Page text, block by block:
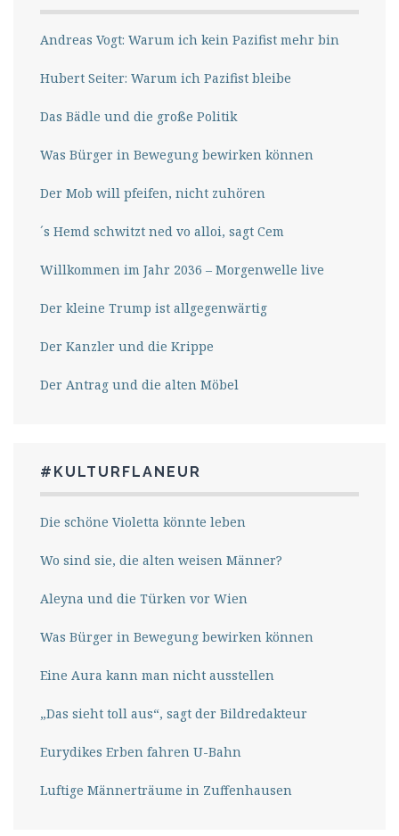
Andreas Vogt: Warum ich kein Pazifist mehr bin
Hubert Seiter: Warum ich Pazifist bleibe
Das Bädle und die große Politik
Was Bürger in Bewegung bewirken können
Der Mob will pfeifen, nicht zuhören
´s Hemd schwitzt ned vo alloi, sagt Cem
Willkommen im Jahr 2036 – Morgenwelle live
Der kleine Trump ist allgegenwärtig
Der Kanzler und die Krippe
Der Antrag und die alten Möbel
#KULTURFLANEUR
Die schöne Violetta könnte leben
Wo sind sie, die alten weisen Männer?
Aleyna und die Türken vor Wien
Was Bürger in Bewegung bewirken können
Eine Aura kann man nicht ausstellen
„Das sieht toll aus“, sagt der Bildredakteur
Eurydikes Erben fahren U-Bahn
Luftige Männerträume in Zuffenhausen